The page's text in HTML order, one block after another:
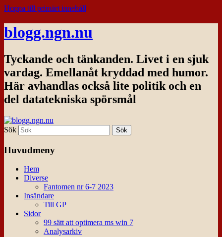
Hoppa till primärt innehåll
blogg.ngn.nu
Tyckande och tänkanden. Livet i en sjuk
vardag. Emellanåt kryddad med humor.
Här avhandlas också lite politik och en
del datatekniska spörsmål
Sök
Huvudmeny
Hem
Diverse
Fantomen nr 6-7 2023
Insändare
Till GP
Sidor
99 sätt att optimera ms win 7
Analysarkiv